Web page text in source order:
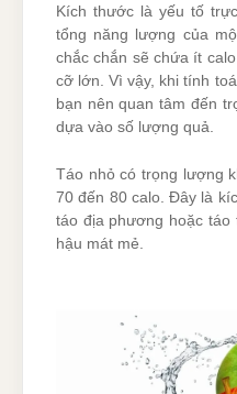
Kích thước là yếu tố
tổng năng lượng của
chắc chắn sẽ chứa ít
cỡ lớn. Vì vậy, khi tính
bạn nên quan tâm đến
dựa vào số lượng quả.
Táo nhỏ có trọng lượng
70 đến 80 calo. Đây là
táo địa phương hoặc táo
hậu mát mẻ.